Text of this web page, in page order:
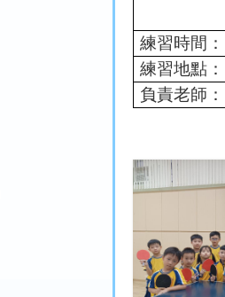
練習時間：
練習地點：
負責老師：